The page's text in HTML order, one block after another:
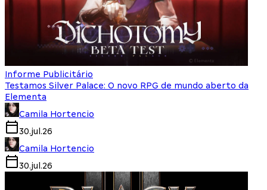
Informe Publicitário
Testamos Silver Palace: O novo RPG de mundo aberto da
Elementa
Camila Hortencio
30.jul.26
Camila Hortencio
30.jul.26